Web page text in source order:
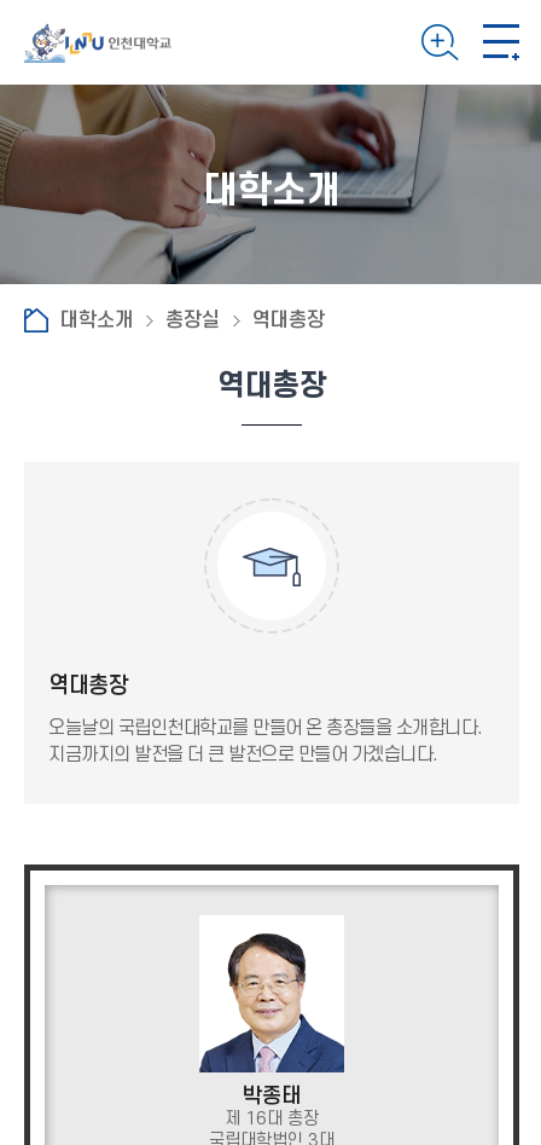
대학소개
대학소개 총장실 역대총장
역대총장
역대총장
오늘날의 국립인천대학교를 만들어 온 총장들을 소개합니다.
지금까지의 발전을 더 큰 발전으로 만들어 가겠습니다.
박종태
제 16대 총장
국립대학법인 3대